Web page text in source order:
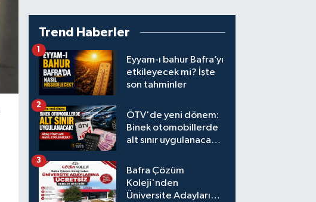
Trend Haberler
Eyyam-ı bahur Bafra’yı
etkileyecek mi? İşte
son tahminler
1
ÖTV'de yeni dönem:
Binek otomobillerde
alt sınır uygulanacak!
etkilenecek?
2
Bafra Çözüm
Koleji'nden
Üniversite Adaylarına
3